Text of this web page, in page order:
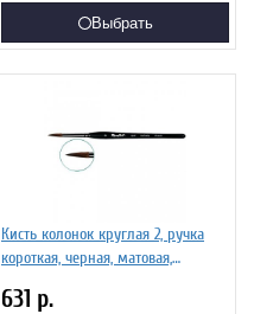
Выбрать
Кисть колонок круглая 2, ручка
короткая, черная, матовая,
631 р.